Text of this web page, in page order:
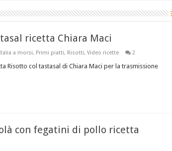
ricetta Chiara Maci
a morsi, Primi piatti, Risotti, Video ricette 2
Risotto col tastasal di Chiara Maci per la trasmissione
con fegatini di pollo ricetta